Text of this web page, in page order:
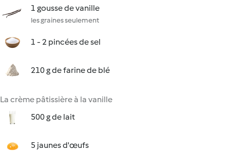
1 gousse de vanille
les graines seulement
1 - 2 pincées de sel
210 g de farine de blé
La crème pâtissière à la vanille
500 g de lait
5 jaunes d'œufs